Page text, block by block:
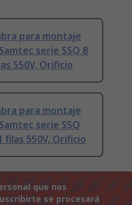
para montaje
serie SSQ 8
550V, Orificio
para montaje
serie SSQ
filas 550V, Orificio
que nos
se procesará